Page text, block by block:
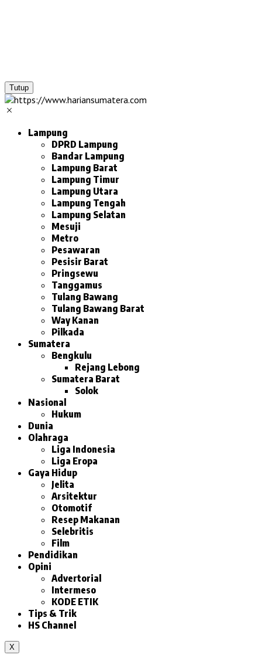
Tutup
Lampung
DPRD Lampung
Bandar Lampung
Lampung Barat
Lampung Timur
Lampung Utara
Lampung Tengah
Lampung Selatan
Mesuji
Metro
Pesawaran
Pesisir Barat
Pringsewu
Tanggamus
Tulang Bawang
Tulang Bawang Barat
Way Kanan
Pilkada
Sumatera
Bengkulu
Rejang Lebong
Sumatera Barat
Solok
Nasional
Hukum
Dunia
Olahraga
Liga Indonesia
Liga Eropa
Gaya Hidup
Jelita
Arsitektur
Otomotif
Resep Makanan
Selebritis
Film
Pendidikan
Opini
Advertorial
Intermeso
KODE ETIK
Tips & Trik
HS Channel
X